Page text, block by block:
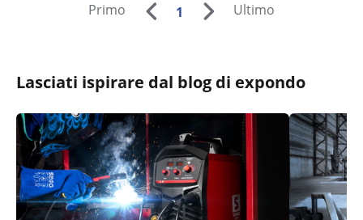
Primo 1 Ultimo
Lasciati ispirare dal blog di expondo